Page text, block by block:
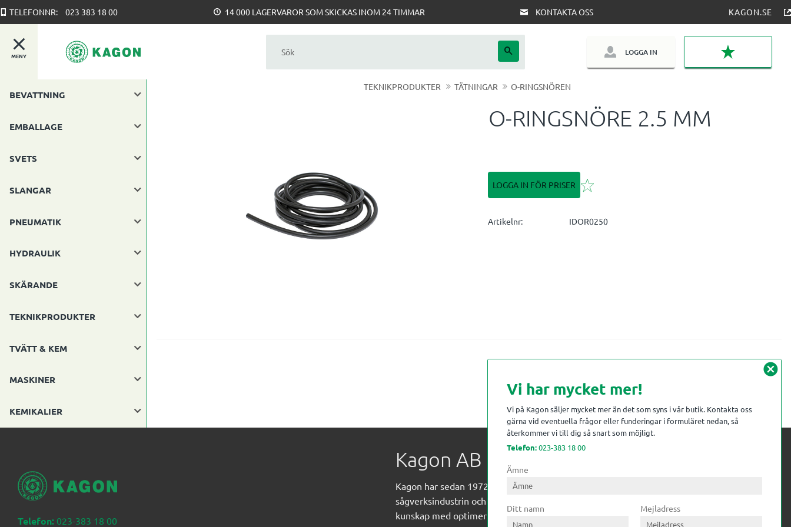
TELEFONNR: 023 383 18 00 14 000 LAGERVAROR SOM SKICKAS INOM 24 TIMMAR KONTAKTA OSS KAGON.SE
MENY LOGGA IN
TEKNIKPRODUKTER TÄTNINGAR O-RINGSNÖREN
O-RINGSNÖRE 2.5 MM
LOGGA IN FÖR PRISER Lägg till i favoriter
Artikelnr IDOR0250
BEVATTNING
EMBALLAGE
SVETS
SLANGAR
PNEUMATIK
HYDRAULIK
SKÄRANDE
TEKNIKPRODUKTER
TVÄTT & KEM
MASKINER
KEMIKALIER
Telefon: 023-383 18 00
Kagon AB
Kagon har sedan 1972 levererat kompetens till
sågverksindustrin och övrig industri. Till träindustrin tillför vi
kunskap med optimeringslösningar från timmerplanen hela
cancel
Vi har mycket mer!
Vi på Kagon säljer mycket mer än det som syns i vår butik. Kontakta oss
gärna vid eventuella frågor eller funderingar i formuläret nedan, så
återkommer vi till dig så snart som möjligt.
Telefon:023-383 18 00
Ämne
Ditt namn Mejladress